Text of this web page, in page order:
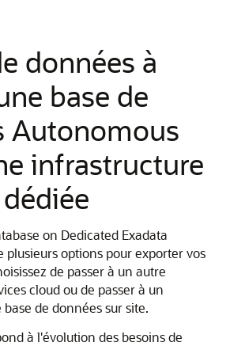
données à
base de
Autonomous
infrastructure
on Dedicated Exadata
options pour exporter vos
de passer à un autre
cloud ou de passer à un
de données sur site.
à l'évolution des besoins de